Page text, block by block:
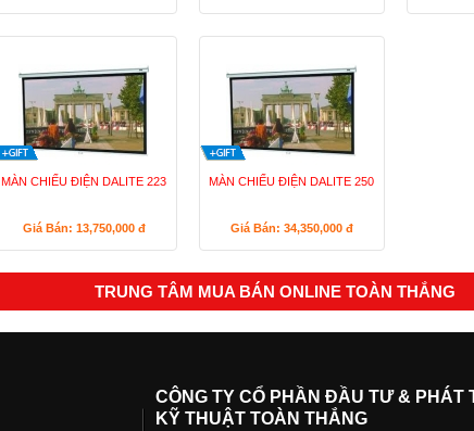
MÀN CHIẾU ĐIỆN DALITE 223
Giá Bán: 13,750,000 đ
MÀN CHIẾU ĐIỆN DALITE 250
Giá Bán: 34,350,000 đ
TRUNG TÂM MUA BÁN ONLINE TOÀN THẮNG
CÔNG TY CỔ PHẦN ĐẦU TƯ & PHÁT
KỸ THUẬT TOÀN THẮNG